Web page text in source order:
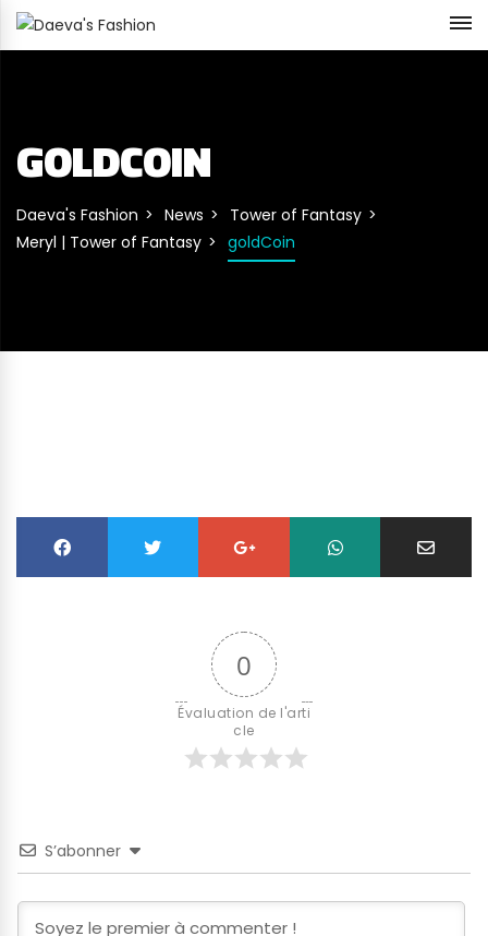
GOLDCOIN
Daeva's Fashion News
Tower of Fantasy
Meryl | Tower of Fantasy
goldCoin
0
Évaluation de l'arti
cle
S’abonner